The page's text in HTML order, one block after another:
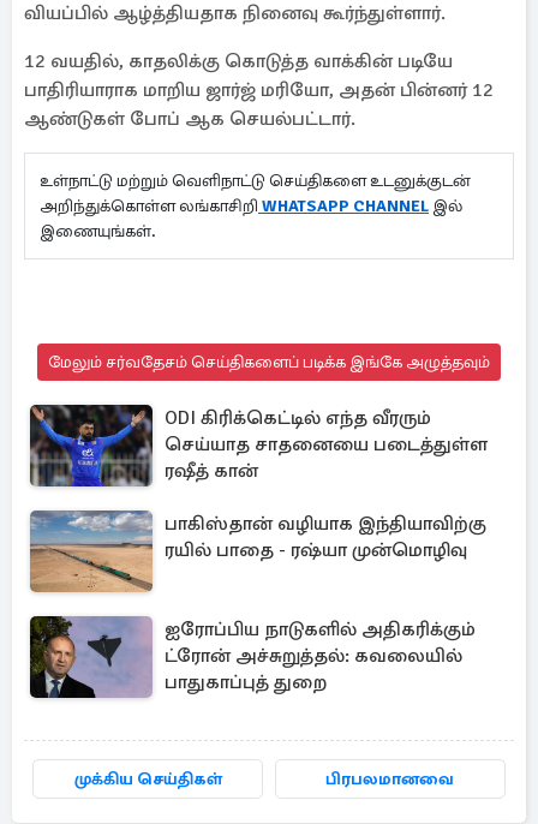
வியப்பில் ஆழ்த்தியதாக நினைவு கூர்ந்துள்ளார்.
12 வயதில், காதலிக்கு கொடுத்த வாக்கின் படியே
பாதிரியாராக மாறிய ஜார்ஜ் மரியோ, அதன் பின்னர் 12
ஆண்டுகள் போப் ஆக செயல்பட்டார்.
உள்நாட்டு மற்றும் வெளிநாட்டு செய்திகளை உடனுக்குடன்
அறிந்துக்கொள்ள லங்காசிறி WHATSAPP CHANNEL இல்
இணையுங்கள்.
மேலும் சர்வதேசம் செய்திகளைப் படிக்க இங்கே அழுத்தவும்
ODI கிரிக்கெட்டில் எந்த வீரரும்
செய்யாத சாதனையை படைத்துள்ள
ரஷீத் கான்
பாகிஸ்தான் வழியாக இந்தியாவிற்கு
ரயில் பாதை - ரஷ்யா முன்மொழிவு
ஐரோப்பிய நாடுகளில் அதிகரிக்கும்
ட்ரோன் அச்சுறுத்தல்: கவலையில்
பாதுகாப்புத் துறை
முக்கிய செய்திகள் பிரபலமானவை